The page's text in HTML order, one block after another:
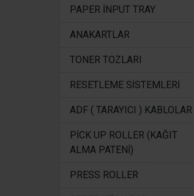
PAPER İNPUT TRAY
ANAKARTLAR
TONER TOZLARI
RESETLEME SİSTEMLERİ
ADF ( TARAYICI ) KABLOLAR
PİCK UP ROLLER (KAĞIT
ALMA PATENİ)
PRESS ROLLER